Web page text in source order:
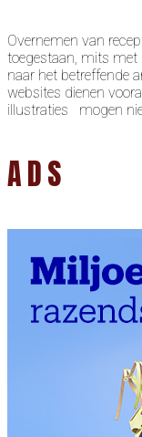
Overnemen van
toegestaan, mits met
naar het betreffende
websites dienen
illustraties mogen
ADS